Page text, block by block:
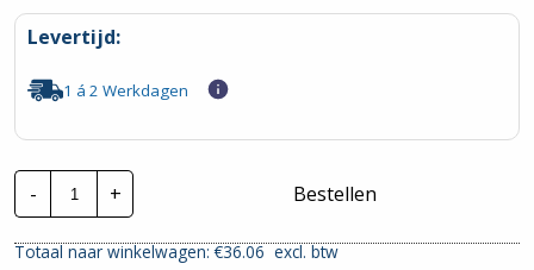
Levertijd:
1 á 2 Werkdagen
-
Busch-
Jaeger
Ocean
WCD
+ Bestellen
Totaal naar winkelwagen: €36.06excl. btw